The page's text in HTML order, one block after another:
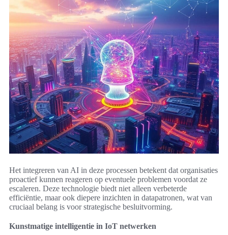
Het integreren van AI in deze processen betekent dat organisaties
proactief kunnen reageren op eventuele problemen voordat ze
escaleren. Deze technologie biedt niet alleen verbeterde
efficiëntie, maar ook diepere inzichten in datapatronen, wat van
cruciaal belang is voor strategische besluitvorming.
Kunstmatige intelligentie in IoT netwerken